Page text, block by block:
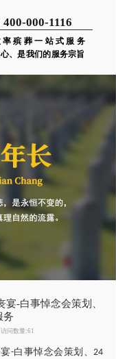
400-000-1116
殡葬一站式服务
、是我们的服务宗旨
宴-白事悼念会策划、
务
访问数量:61
-白事悼念会策划、24